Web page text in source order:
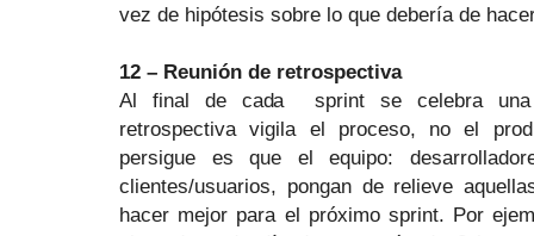
vez de hipótesis sobre lo que debería de
12 – Reunión de retrospectiva
Al final de cada
sprint se celebra
retrospectiva vigila el proceso, no el
persigue es que el equipo:
clientes/usuarios, pongan de relieve
hacer mejor para el próximo sprint. Por